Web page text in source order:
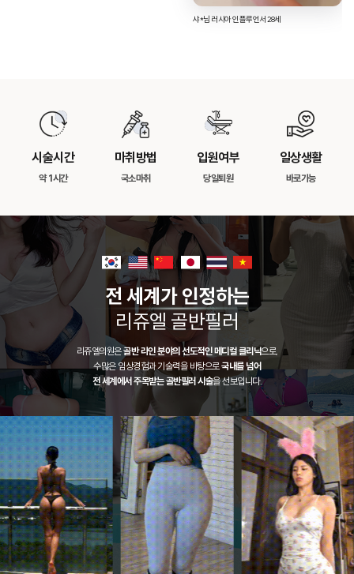
시술시간
약 1시간
마취방법
국소마취
입원여부
당일퇴원
일상생활
바로가능
전 세계가 인정하는
리쥬엘 골반필러
리쥬엘의원은골반 라인 분야의 선도적인 메디컬 클리닉으로,
수많은 임상경험과 기술력을 바탕으로 국내를 넘어
전 세계에서 주목받는 골반필러 시술을 선보입니다.